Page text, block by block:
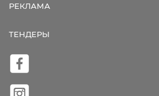
РЕКЛАМА
ТЕНДЕРЫ